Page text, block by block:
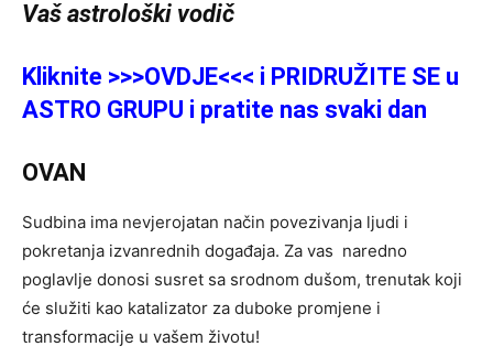
Vaš astrološki vodič
Kliknite >>>OVDJE<<< i PRIDRUŽITE SE u
ASTRO GRUPU i pratite nas svaki dan
OVAN
Sudbina ima nevjerojatan način povezivanja ljudi i
pokretanja izvanrednih događaja. Za vas naredno
poglavlje donosi susret sa srodnom dušom, trenutak koji
će služiti kao katalizator za duboke promjene i
transformacije u vašem životu!